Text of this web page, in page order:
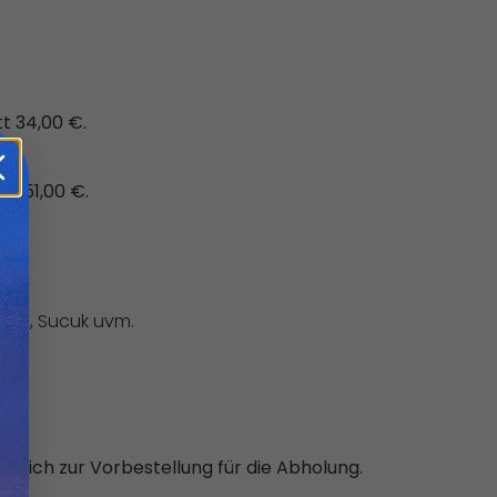
34,00 €.
51,00 €.
Sucuk uvm.
zur Vorbestellung für die Abholung.